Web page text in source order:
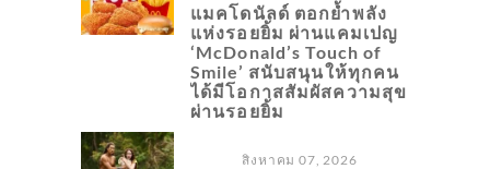
แมคโดนัลด์ ตอกย้ำพลัง
แห่งรอยยิ้ม ผ่านแคมเปญ
‘McDonald’s Touch of
Smile’ สนับสนุนให้ทุกคน
ได้มีโอกาสสัมผัสความสุข
ผ่านรอยยิ้ม
สิงหาคม 07, 2026